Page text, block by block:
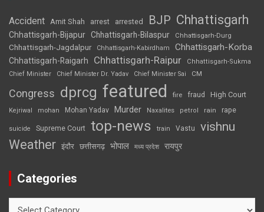
Accident Amit Shah arrest arrested BJP Chhattisgarh
Chhattisgarh-Bijapur Chhattisgarh-Bilaspur Chhattisgarh-Durg
Chhattisgarh-Jagdalpur Chhattisgarh-Kabirdham Chhattisgarh-Korba
Chhattisgarh-Raigarh Chhattisgarh-Raipur
Chhattisgarh-Sukma
Chief Minister
Chief Minister Dr. Yadav Chief Minister Sai CM
Congress dprcg featured fire fraud High Court
Kejriwal mohan Mohan Yadav Murder Naxalites petrol rain rape
suicide Supreme Court top-news train Vastu vishnu
Weather इंदौर छत्तीसगढ़ भोपाल मध्य प्रदेश रायपुर
Categories